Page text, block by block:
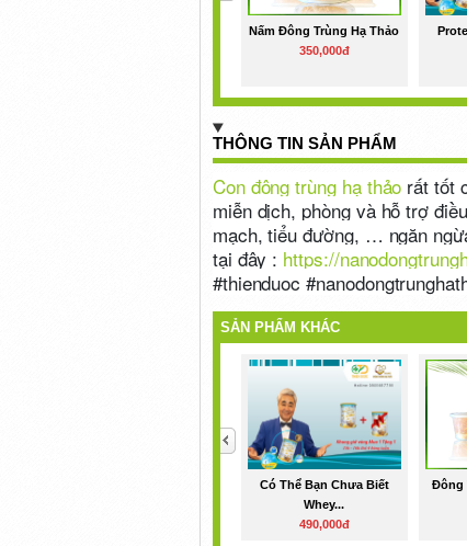
Nấm Đông Trùng Hạ Thảo
350,000đ
THÔNG TIN SẢN PHẨM
Con đông trùng hạ thảo rất tốt
miễn dịch, phòng và hỗ trợ
mạch, tiểu đường, … ngăn
tại đây : https://
#thienduoc
SẢN PHẨM KHÁC
Có Thể Bạn Chưa Biết
Whey...
490,000đ
Đông